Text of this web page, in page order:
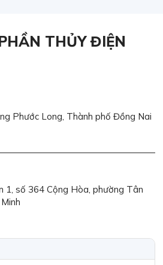
THỦY ĐIỆN
Phước Long, Thành phố Đồng Nai
1, số 364 Cộng Hòa, phường Tân